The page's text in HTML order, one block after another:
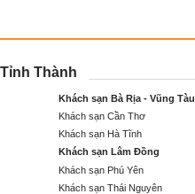
Thành
Khách sạn Bà Rịa - Vũng Tàu
Khách sạn Cần Thơ
Khách sạn Hà Tĩnh
Khách sạn Lâm Đồng
Khách sạn Phú Yên
Khách sạn Thái Nguyên